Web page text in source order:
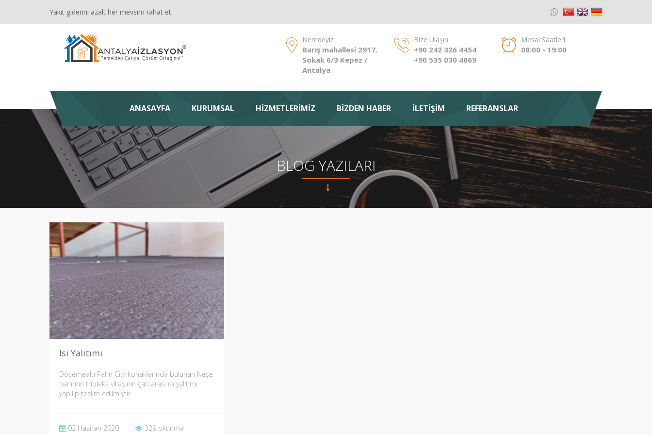
Yakıt giderini azalt her mevsim rahat et.
Neredeyiz
Barış mahallesi 2917.
Sokak 6/3 Kepez /
Antalya
Bize Ulaşın
+90 242 326 4454
+90 535 030 4869
Mesai Saatleri
08:00 - 19:00
ANASAYFA KURUMSAL HİZMETLERİMİZ BİZDEN HABER İLETİŞİM REFERANSLAR
BLOG YAZILARI
Isı Yalıtımı
Döşemealtı Palm City konaklarında bulunan Neşe
hanımın tripleks villasının çatı arası ısı yalıtımı
yapılıp teslim edilmiştir.
02 Haziran 2020 329 okunma